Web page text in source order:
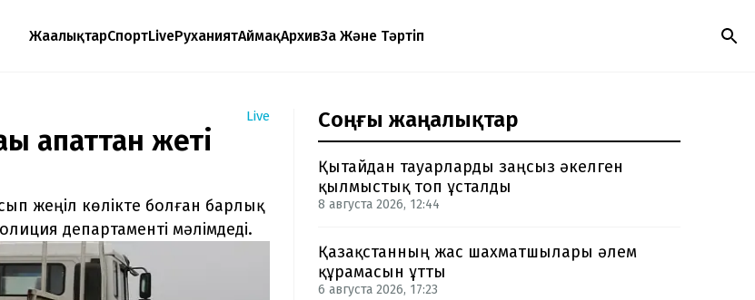
ЖаңалықтарСпортLiveРуханиятАймақАрхивЗаң Және Тәртіп
Live
апаттан жеті
жеңіл көлікте болған барлық
департаменті мәлімдеді.
Соңғы жаңалықтар
Қытайдан тауарларды заңсыз әкелген
қылмыстық топ ұсталды
8 августа 2026, 12:44
Қазақстанның жас шахматшылары әлем
құрамасын ұтты
6 августа 2026, 17:23